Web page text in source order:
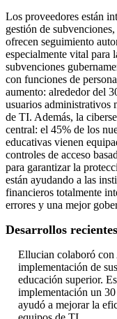
Los proveedores están
gestión de
ofrecen seguimiento
especialmente vital para
subvenciones
con funciones de
aumento: alrededor del
usuarios administrativos
de TI. Además, la
central: el 45% de los
educativas vienen
controles de acceso
para garantizar la
están ayudando a las
financieros totalmente
errores y una mejor
Desarrollos recientes
Ellucian colaboró ​​con
implementación de
educación superior.
implementación un
ayudó a mejorar la